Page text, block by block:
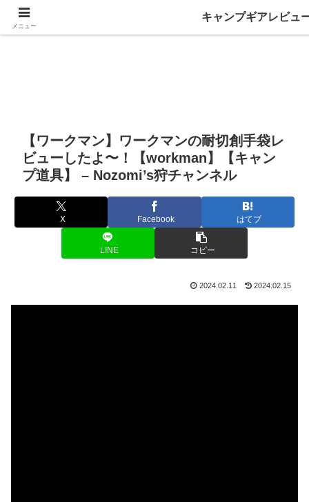
【ワークマン】ワークマンの耐切創手袋レ
ビューしたよ〜！【workman】【キャン
プ道具】 – Nozomi’s狩チャンネル
X Facebook はてブ
LINE コピー
2024.02.11 2024.02.15
メニュー
キャンプギアレビュ